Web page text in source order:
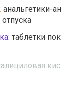
анальгетики-
таблетки